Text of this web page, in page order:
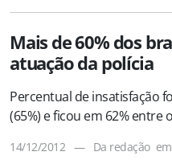
Mais de 60% dos
atuação da polícia
Percentual de insatisfação
(65%) e ficou em 62% entre
14/12/2012 — Da redação em